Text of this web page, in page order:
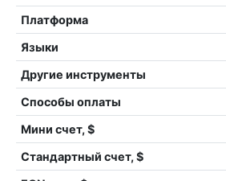
Платформа
Языки
Другие инструменты
Способы оплаты
Мини счет, $
Стандартный счет, $